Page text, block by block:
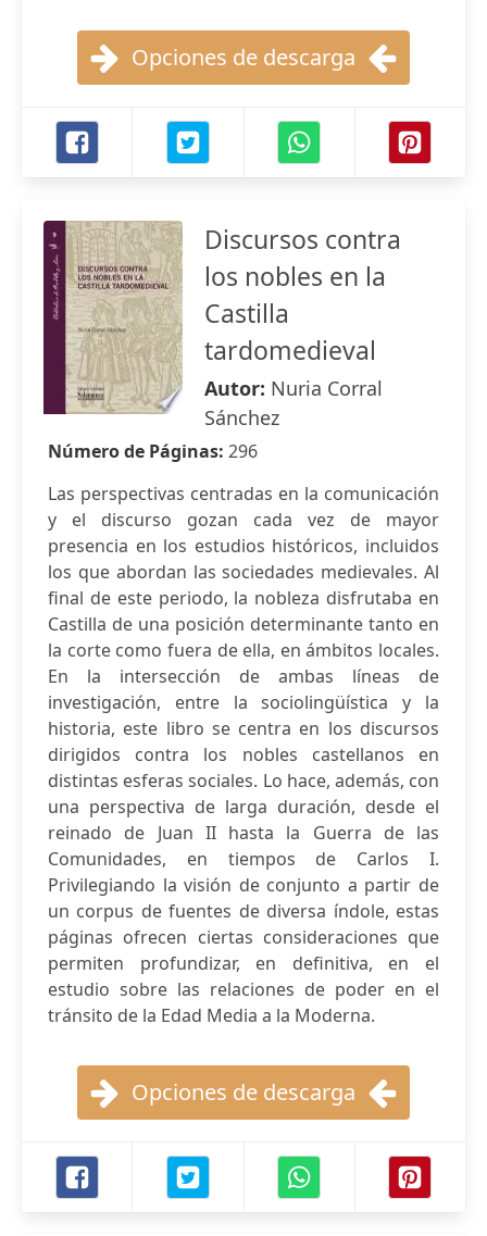
Opciones de descarga
Discursos contra
los nobles en la
Castilla
tardomedieval
Autor: Nuria Corral
Sánchez
Número de Páginas: 296
Las perspectivas centradas en la comunicación
y el discurso gozan cada vez de mayor
presencia en los estudios históricos, incluidos
los que abordan las sociedades medievales. Al
final de este periodo, la nobleza disfrutaba en
Castilla de una posición determinante tanto en
la corte como fuera de ella, en ámbitos locales.
En la intersección de ambas líneas de
investigación, entre la sociolingüística y la
historia, este libro se centra en los discursos
dirigidos contra los nobles castellanos en
distintas esferas sociales. Lo hace, además, con
una perspectiva de larga duración, desde el
reinado de Juan II hasta la Guerra de las
Comunidades, en tiempos de Carlos I.
Privilegiando la visión de conjunto a partir de
un corpus de fuentes de diversa índole, estas
páginas ofrecen ciertas consideraciones que
permiten profundizar, en definitiva, en el
estudio sobre las relaciones de poder en el
tránsito de la Edad Media a la Moderna.
Opciones de descarga